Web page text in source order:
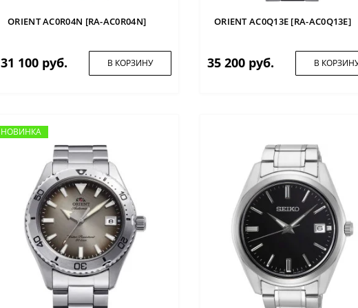
ORIENT AC0R04N [RA-AC0R04N]
31 100 руб. В КОРЗИНУ
ORIENT AC0Q13E [RA-AC0Q13E]
35 200 руб. В
НОВИНКА
НОВИНКА